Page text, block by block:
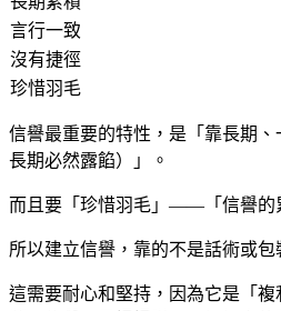
言行一致
沒有捷徑
珍惜羽毛
信譽最重要的特性，是「靠長期
長期必然露餡）」。
而且要「珍惜羽毛」——「信譽的
所以建立信譽，靠的不是話術或
這需要耐心和堅持，因為它是「